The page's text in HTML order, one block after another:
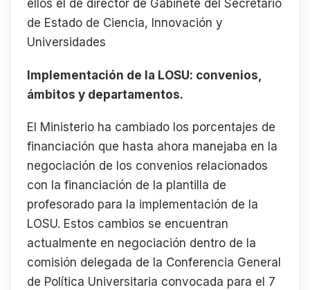
ellos el de director de Gabinete del Secretario
de Estado de Ciencia, Innovación y
Universidades
Implementación de la LOSU: convenios,
ámbitos y departamentos.
El Ministerio ha cambiado los porcentajes de
financiación que hasta ahora manejaba en la
negociación de los convenios relacionados
con la financiación de la plantilla de
profesorado para la implementación de la
LOSU. Estos cambios se encuentran
actualmente en negociación dentro de la
comisión delegada de la Conferencia General
de Política Universitaria convocada para el 7